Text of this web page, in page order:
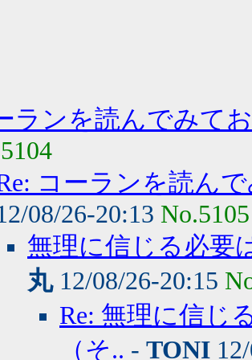
ランを読んでみ
コーランを読ん
08/26-20:13 No.5105
無理に信じる必要
丸12/08/26-20:15
Re: 無理に信じ
（そ.. - TONI